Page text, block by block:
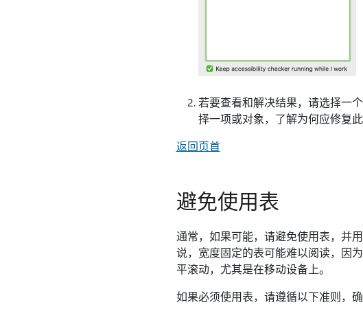
若要查看和解决结果，请选择一
择一项或对象，了解为何应修复
返回页首
避免使用表
通常，如果可能，请避免使用表，并
说，宽度固定的表可能难以阅读，因
平滚动，尤其是在移动设备上。
如果必须使用表，请遵循以下准则，